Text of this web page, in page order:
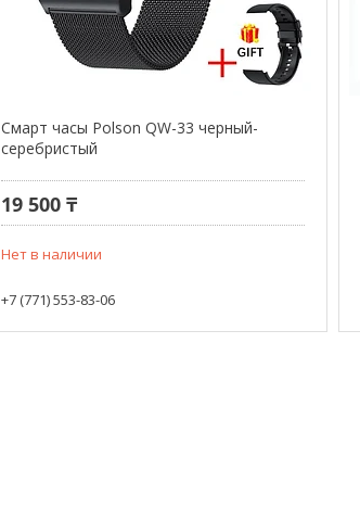
Смарт часы Polson QW-33 черный-
серебристый
19 500 ₸
Нет в наличии
+7 (771) 553-83-06